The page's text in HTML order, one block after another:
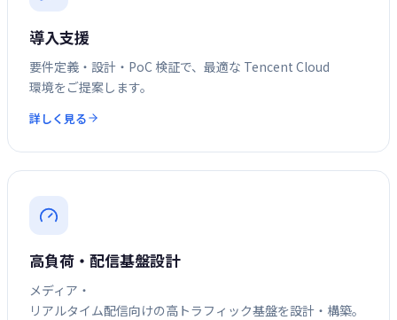
導入支援
要件定義・設計・PoC 検証で、最適な Tencent Cloud
環境をご提案します。
詳しく見る
高負荷・配信基盤設計
メディア・
リアルタイム配信向けの高トラフィック基盤を設計・構築。